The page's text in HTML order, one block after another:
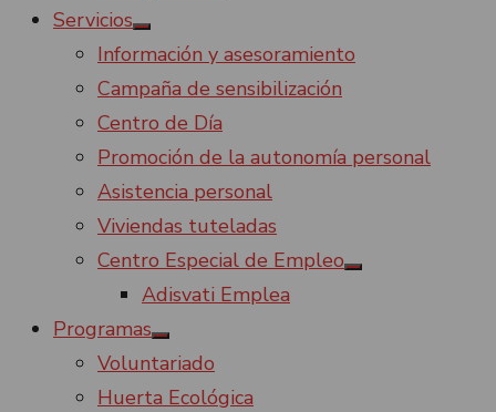
Servicios
Mostrar
el
submenú
Información y asesoramiento
Campaña de sensibilización
Centro de Día
Promoción de la autonomía personal
Asistencia personal
Viviendas tuteladas
Centro Especial de Empleo
Mostrar
Adisvati Emplea
Programas
Mostrar
el
submenú
Voluntariado
Huerta Ecológica